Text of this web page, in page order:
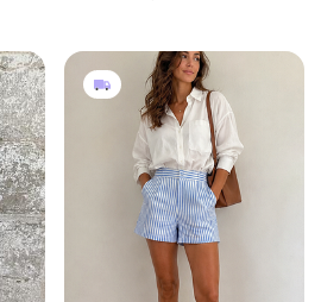
бокам для создания сборок